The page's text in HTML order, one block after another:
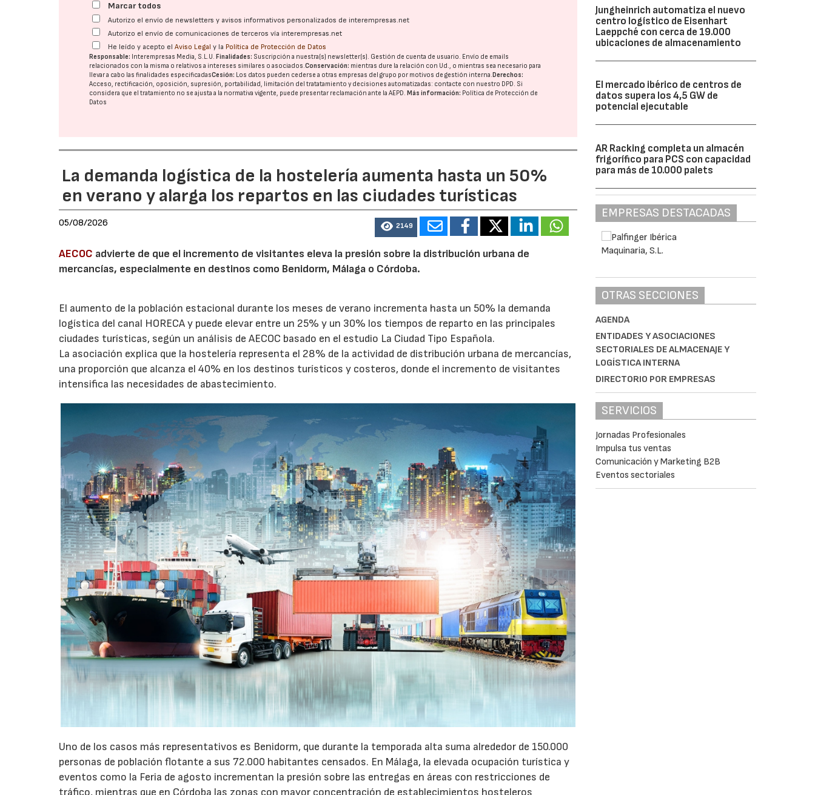
Marcar todos
Autorizo el envío de newsletters y avisos informativos personalizados de interempresas.net
Autorizo el envío de comunicaciones de terceros vía interempresas.net
He leído y acepto elAviso Legal y la Política de Protección de Datos
Responsable: Interempresas Media, S.L.U. Finalidades: Suscripción a nuestra(s) newsletter(s). Gestión de cuenta de usuario. Envío de emails
relacionados con la misma o relativos a intereses similares o asociados.Conservación: mientras dure la relación con Ud., o mientras sea necesario para
llevar a cabo las finalidades especificadasCesión: Los datos pueden cederse a otras empresas del grupo por motivos de gestión interna. Derechos:
Acceso, rectificación, oposición, supresión, portabilidad, limitación del tratatamiento y decisiones automatizadas: contacte con nuestro DPD. Si
considera que el tratamiento no se ajusta a la normativa vigente, puede presentar reclamación ante laAEPD. Más información: Política de Protección de
Datos
La demanda logística de la hostelería aumenta hasta un 50%
en verano y alarga los repartos en las ciudades turísticas
05/08/2026 2149
AECOC advierte de que el incremento de visitantes eleva la presión sobre la distribución urbana de
mercancías, especialmente en destinos como Benidorm, Málaga o Córdoba.
El aumento de la población estacional durante los meses de verano incrementa hasta un 50% la demanda
logística del canal HORECA y puede elevar entre un 25% y un 30% los tiempos de reparto en las principales
ciudades turísticas, según un análisis de AECOC basado en el estudio La Ciudad Tipo Española.
La asociación explica que la hostelería representa el 28% de la actividad de distribución urbana de mercancías,
una proporción que alcanza el 40% en los destinos turísticos y costeros, donde el incremento de visitantes
intensifica las necesidades de abastecimiento.
Uno de los casos más representativos es Benidorm, que durante la temporada alta suma alrededor de 150.000
personas de población flotante a sus 72.000 habitantes censados. En Málaga, la elevada ocupación turística y
eventos como la Feria de agosto incrementan la presión sobre las entregas en áreas con restricciones de
tráfico, mientras que en Córdoba las zonas con mayor concentración de establecimientos hosteleros
Jungheinrich automatiza el nuevo
centro logístico de Eisenhart
Laeppché con cerca de 19.000
ubicaciones de almacenamiento
El mercado ibérico de centros de
datos supera los 4,5 GW de
potencial ejecutable
AR Racking completa un almacén
frigorífico para PCS con capacidad
para más de 10.000 palets
EMPRESAS DESTACADAS
OTRAS SECCIONES
AGENDA
ENTIDADES Y ASOCIACIONES
SECTORIALES DE ALMACENAJE Y
LOGÍSTICA INTERNA
DIRECTORIO POR EMPRESAS
SERVICIOS
Jornadas Profesionales
Impulsa tus ventas
Comunicación y Marketing B2B
Eventos sectoriales